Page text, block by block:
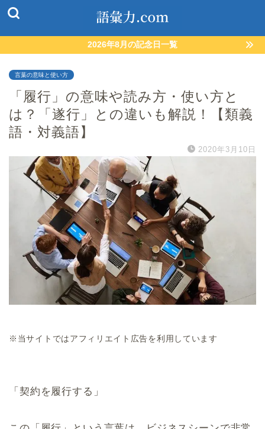
2026年8月の記念日一覧
言葉の意味と使い方
「履行」の意味や読み方・使い方と
は？「遂行」との違いも解説！【類義
語・対義語】
2020年3月10日
※当サイトではアフィリエイト広告を利用しています
「契約を履行する」